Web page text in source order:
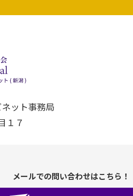
ット事務局
１７
メールでの問い合わせはこちら！